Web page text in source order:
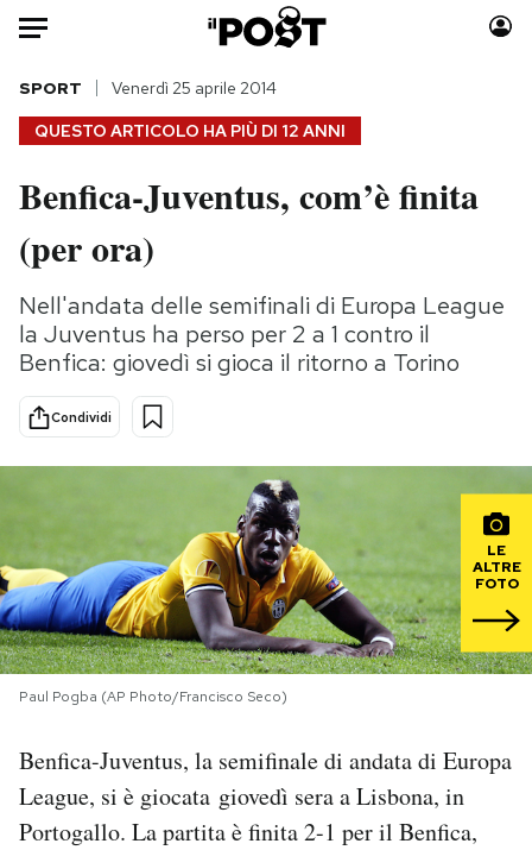
Auto
HOME
Italia
Politica
Tecnologia
Internet
Scienza
Cultura
Economia
Moda
Storie/Idee
Ok Boomer!
Media
PODCAST
NEWSLETTER
SHOP
QUESTO ARTICOLO HA PIÙ DI 12 ANNI
SPORT Venerdì 25 aprile 2014
Benfica-Juventus, com’è finita
(per ora)
Nell'andata delle semifinali di Europa League
la Juventus ha perso per 2 a 1 contro il
Benfica: giovedì si gioca il ritorno a Torino
Condividi
LE
ALTRE
FOTO
Paul Pogba (AP Photo/Francisco Seco)
Benfica-Juventus, la semifinale di andata di Europa
League, si è giocata giovedì sera a Lisbona, in
Portogallo. La partita è finita 2-1 per il Benfica,